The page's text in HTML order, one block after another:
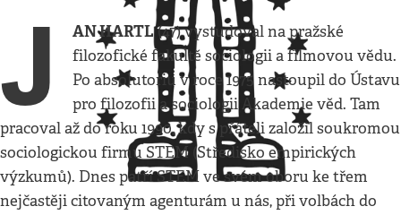
J AN HARTL(47) vystudoval na pražské
filozofické fakultě sociologii a filmovou vědu.
Po absolutoriu v roce 1975 nastoupil do Ústavu
pro filozofii a sociologii Akademie věd. Tam
pracoval až do roku 1990, kdy s přáteli založil soukromou
sociologickou firmu STEM (Středisko empirických
výzkumů). Dnes patří STEM ve svém oboru ke třem
nejčastěji citovaným agenturám u nás, při volbách do